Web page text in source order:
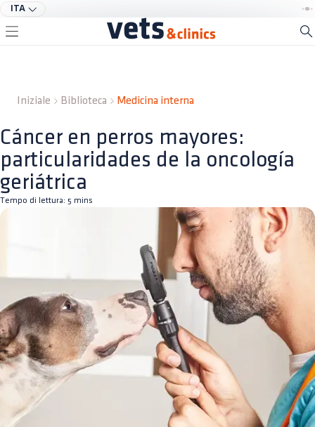
ITA
Iniziale Biblioteca Medicina interna
Cáncer en perros mayores:
particularidades de la oncología
geriátrica
Tempo di lettura: 5 mins